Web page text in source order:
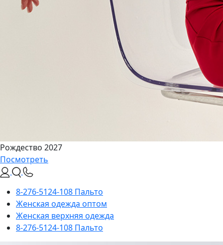
Рождество 2027
Посмотреть
8-276-5124-108 Пальто
Женская одежда оптом
Женская верхняя одежда
8-276-5124-108 Пальто